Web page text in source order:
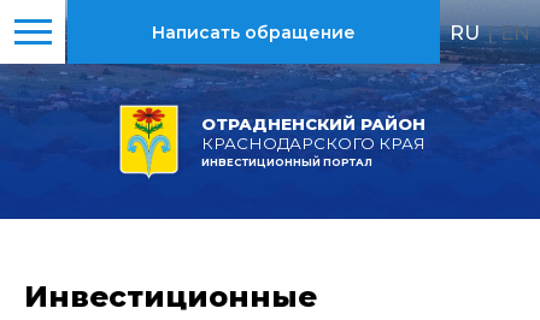
ОТРАДНЕНСКИЙ РАЙОН
КРАСНОДАРСКОГО КРАЯ
ИНВЕСТИЦИОННЫЙ ПОРТАЛ
Написать обращение RU | EN
Инвестиционные